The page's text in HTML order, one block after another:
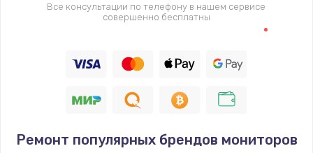
Все консультации по телефону в нашем сервисе
совершенно бесплатны
Ремонт популярных брендов мониторов